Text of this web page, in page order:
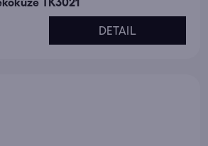
DETAIL